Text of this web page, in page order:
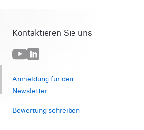
Kontaktieren Sie uns
Anmeldung für den
Newsletter
Bewertung schreiben